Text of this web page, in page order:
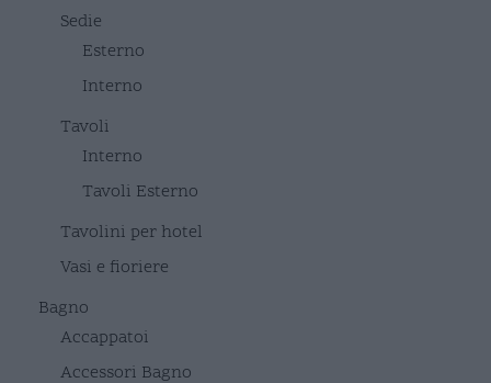
Sedie
Esterno
Interno
Tavoli
Interno
Tavoli Esterno
Tavolini per hotel
Vasi e fioriere
Bagno
Accappatoi
Accessori Bagno